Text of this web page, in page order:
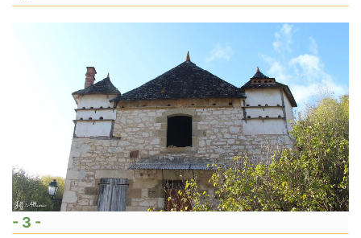
- 3 -